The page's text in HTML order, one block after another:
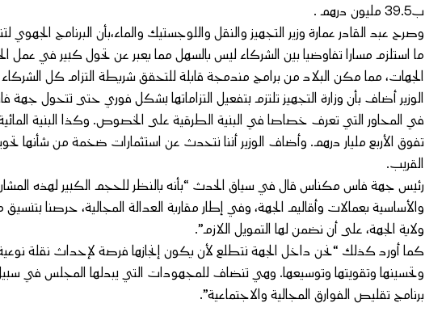
ب39.5 مليون درهم .
وصرح عبد القادر عمارة وزير التجهيز والنقل واللوجستيك والماء،بأن البرنامج
ما استلزم مسارا تفاوضيا بين الشركاء ليس بالسهل مما يعبر عن تحول كبير في عمل
الجهات، مما مكن البلاد من برامج مندمجة قابلة للتحقق شريطة التزام كل الشركاء
الوزير أضاف بأن وزارة التجهيز تلتزم بتفعيل التزاماتها بشكل فوري حتى تتحول
في المحاور التي تعرف خصاصا في البنية الطرقية على الخصوص. وكذا البنية
تفوق الأربع مليار درهم. وأضاف الوزير أننا نتحدث عن استثمارات ضخمة من شأنها
القريب.
رئيس جهة فاس مكناس قال في سياق الحدث “بأنه بالنظر للحجم الكبير لهذه
والأساسية بعمالات وأقاليم الجهة، وفي إطار مقاربة العدالة المجالية، حرصنا بتنسيق
ولاية الجهة، على أن نضمن لها التمويل اللازم”.
كما أورد كذلك “نحن داخل الجهة نتطلع لأن يكون إنجازها فرصة لإحداث نقلة
وتحسينها وتقويتها وتوسيعها. وهي تنضاف للمجهودات التي يبدلها المجلس في
برنامج تقليص الفوارق المجالية والاجتماعية”.